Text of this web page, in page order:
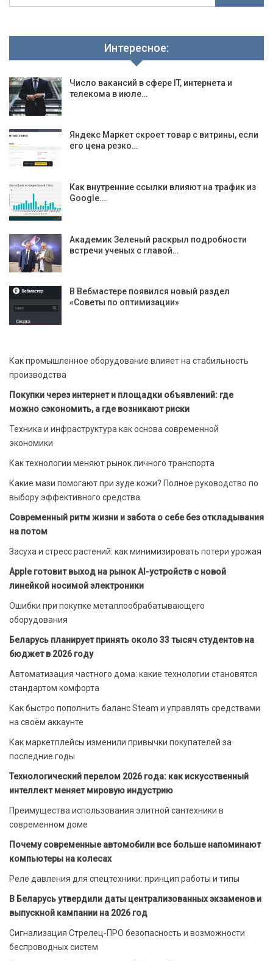
Интересное:
Число вакансий в сфере IT, интернета и
телекома в июле…
Яндекс Маркет скроет товар с витрины, если
его цена резко…
Как внутренние ссылки влияют на трафик из
Google.…
Академик Зеленый раскрыл подробности
встречи ученых с главой…
В Вебмастере появился новый раздел
«Советы по оптимизации»
Как промышленное оборудование влияет на стабильность
производства
Покупки через интернет и площадки объявлений: где
можно сэкономить, а где возникают риски
Техника и инфраструктура как основа современной
экономики
Как технологии меняют рынок личного транспорта
Какие мази помогают при зуде кожи? Полное руководство по
выбору эффективного средства
Современный ритм жизни и забота о себе без откладывания
на потом
Засуха и стресс растений: как минимизировать потери урожая
Apple готовит выход на рынок AI-устройств с новой
линейкой носимой электроники
Ошибки при покупке металлообрабатывающего
оборудования
Беларусь планирует принять около 33 тысяч студентов на
бюджет в 2026 году
Автоматизация частного дома: какие технологии становятся
стандартом комфорта
Как быстро пополнить баланс Steam и управлять средствами
на своём аккаунте
Как маркетплейсы изменили привычки покупателей за
последние годы
Технологический перелом 2026 года: как искусственный
интеллект меняет мировую индустрию
Преимущества использования элитной сантехники в
современном доме
Почему современные автомобили все больше напоминают
компьютеры на колесах
Реле давления для спецтехники: принцип работы и типы
В Беларусь утвердили даты централизованных экзаменов и
выпускной кампании на 2026 год
Сигнализация Стрелец-ПРО безопасность и возможности
беспроводных систем